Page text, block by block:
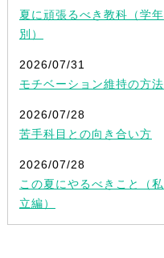
夏に頑張るべき教科（学年
別）
2026/07/31
モチベーション維持の方法
2026/07/28
苦手科目との向き合い方
2026/07/28
この夏にやるべきこと（私
立編）